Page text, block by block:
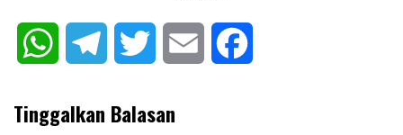
WhatsAppTelegram Twitter Email
Tinggalkan Balasan